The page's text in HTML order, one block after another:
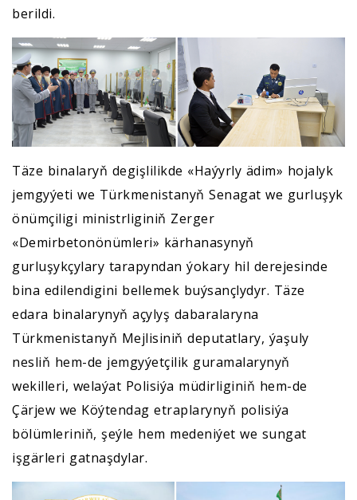
berildi.
Täze binalaryň degişlilikde «Haýyrly ädim» hojalyk
jemgyýeti we Türkmenistanyň Senagat we gurluşyk
önümçiligi ministrliginiň Zerger
«Demirbetonönümleri» kärhanasynyň
gurluşykçylary tarapyndan ýokary hil derejesinde
bina edilendigini bellemek buýsançlydyr. Täze
edara binalarynyň açylyş dabaralaryna
Türkmenistanyň Mejlisiniň deputatlary, ýaşuly
nesliň hem-de jemgyýetçilik guramalarynyň
wekilleri, welaýat Polisiýa müdirliginiň hem-de
Çärjew we Köýtendag etraplarynyň polisiýa
bölümleriniň, şeýle hem medeniýet we sungat
işgärleri gatnaşdylar.